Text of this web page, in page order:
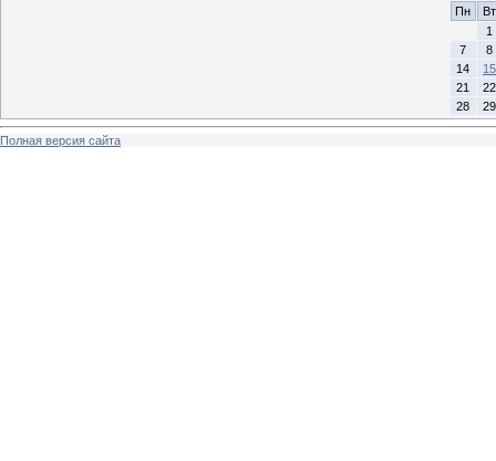
Пн
Вт
1
7
8
14
15
21
22
28
29
Полная версия сайта